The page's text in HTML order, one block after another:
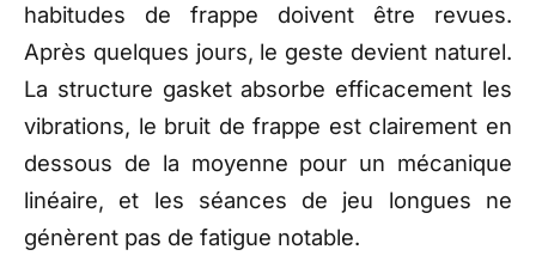
habitudes de frappe doivent être revues.
Après quelques jours, le geste devient naturel.
La structure gasket absorbe efficacement les
vibrations, le bruit de frappe est clairement en
dessous de la moyenne pour un mécanique
linéaire, et les séances de jeu longues ne
génèrent pas de fatigue notable.